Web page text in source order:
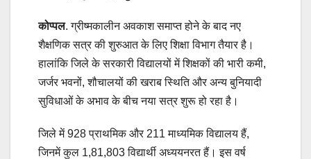
कोप्पल. ग्रीष्मकालीन अवकाश समाप्त होने के बाद नए
शैक्षणिक सत्र की शुरुआत के लिए शिक्षा विभाग तैयार है।
हालांकि जिले के सरकारी विद्यालयों में शिक्षकों की भारी कमी,
जर्जर भवनों, शौचालयों की खराब स्थिति और अन्य बुनियादी
सुविधाओं के अभाव के बीच नया सत्र शुरू हो रहा है।
जिले में 928 प्राथमिक और 211 माध्यमिक विद्यालय हैं,
जिनमें कुल 1,81,803 विद्यार्थी अध्ययनरत हैं। इस वर्ष